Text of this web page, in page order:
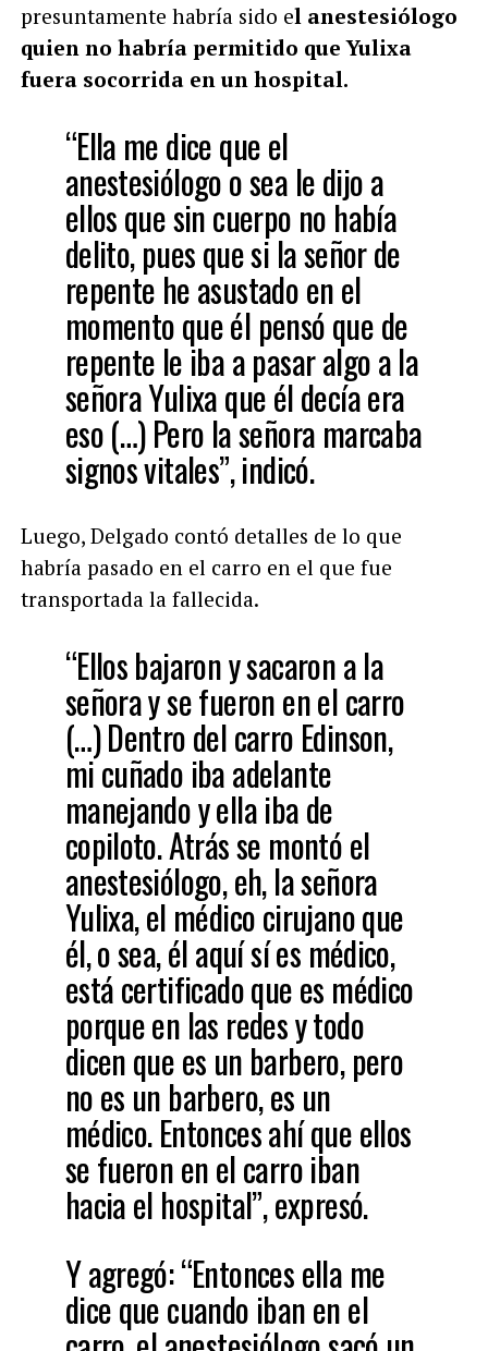
presuntamente habría sido el anestesiólogo
quien no habría permitido que Yulixa
fuera socorrida en un hospital.
“Ella me dice que el
anestesiólogo o sea le dijo a
ellos que sin cuerpo no había
delito, pues que si la señor de
repente he asustado en el
momento que él pensó que de
repente le iba a pasar algo a la
señora Yulixa que él decía era
eso (…) Pero la señora marcaba
signos vitales”, indicó.
Luego, Delgado contó detalles de lo que
habría pasado en el carro en el que fue
transportada la fallecida.
“Ellos bajaron y sacaron a la
señora y se fueron en el carro
(…) Dentro del carro Edinson,
mi cuñado iba adelante
manejando y ella iba de
copiloto. Atrás se montó el
anestesiólogo, eh, la señora
Yulixa, el médico cirujano que
él, o sea, él aquí sí es médico,
está certificado que es médico
porque en las redes y todo
dicen que es un barbero, pero
no es un barbero, es un
médico. Entonces ahí que ellos
se fueron en el carro iban
hacia el hospital”, expresó.
Y agregó: “Entonces ella me
dice que cuando iban en el